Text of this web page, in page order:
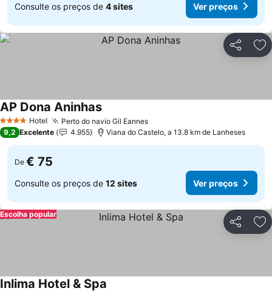
Consulte os preços de 4 sites Ver preços
Partilhar
4 EstrelasHotel Perto do navio Gil EannesVer preços
AP Dona AninhasVer preços
9,2 Excelente 4.955 Viana do Castelo, a 13.8 km de Lanheses
De € 75
Consulte os preços de 12 sites Ver preços
Partilhar
Escolha popular
Inlima Hotel & Spa